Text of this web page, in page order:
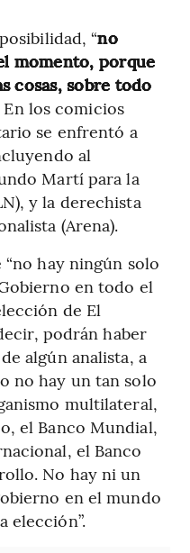
“no
momento, porque
cosas, sobre todo
En los comicios
se enfrentó a
al
Martí para la
y la derechista
(Arena).
hay ningún solo
en todo el
de El
podrán haber
algún analista, a
no hay un tan solo
multilateral,
el Banco Mundial,
el Banco
No hay ni un
en el mundo
elección”.